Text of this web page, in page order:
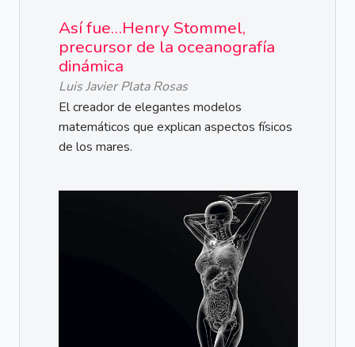
Así fue…Henry Stommel,
precursor de la oceanografía
dinámica
Luis Javier Plata Rosas
El creador de elegantes modelos
matemáticos que explican aspectos físicos
de los mares.